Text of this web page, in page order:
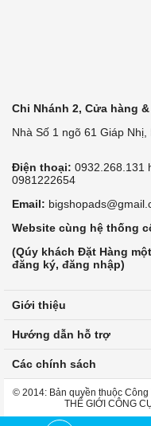
Chi Nhánh 2, Cửa hàng
Nhà Số 1 ngõ 61 Giáp
Điện thoại: 0932.268.131
0981222654
Email:
Website cùng hệ thống
(Qúy khách Đặt Hàng
đăng ký, đăng nhập)
Giới thiệu
Hướng dẫn hỗ trợ
Các chính sách
© 2014: Bản quyền thuộc
THẾ GIỚI CÔNG